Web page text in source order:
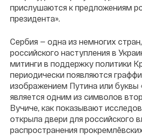
прислушаются к предложениям
президента».
Сербия — одна из немногих
российского наступления в
митинги в поддержку политики
периодически появляются
изображением Путина или буквы
является одним из символов
Вучиче, как показывают
открыла двери для российского
распространения